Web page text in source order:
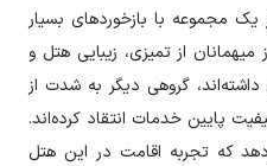
یک مجموعه با بازخوردهای بسیار
از تمیزی، زیبایی هتل و
گروهی دیگر به شدت از
پایین خدمات انتقاد کرده‌اند.
که تجربه اقامت در این هتل